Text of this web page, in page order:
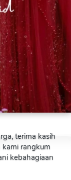
terima kasih
kami rangkum
kebahagiaan